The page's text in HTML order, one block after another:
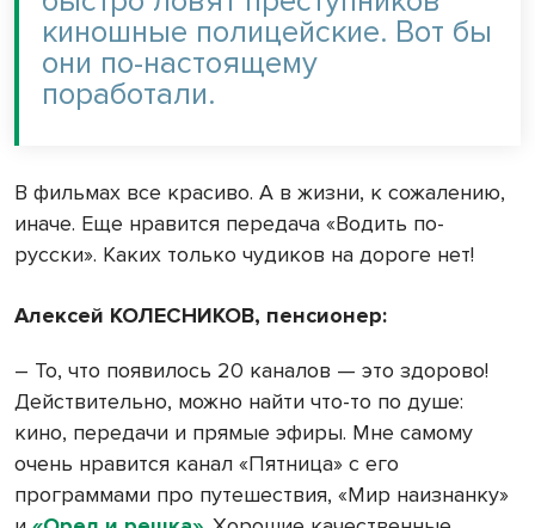
киношные полицейские. Вот бы
они по-настоящему
поработали.
В фильмах все красиво. А в жизни, к сожалению,
иначе. Еще нравится передача «Водить по-
русски». Каких только чудиков на дороге нет!
Алексей КОЛЕСНИКОВ, пенсионер:
– То, что появилось 20 каналов — это здорово!
Действительно, можно найти что-то по душе:
кино, передачи и прямые эфиры. Мне самому
очень нравится канал «Пятница» с его
программами про путешествия, «Мир наизнанку»